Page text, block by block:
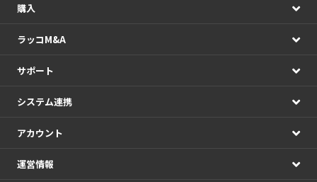
購入
ラッコM&A
サポート
システム連携
アカウント
運営情報